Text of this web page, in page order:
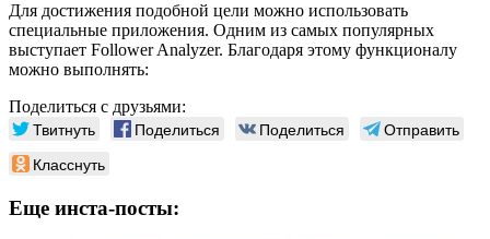
Для достижения подобной цели можно использовать
специальные приложения. Одним из самых популярных
выступает Follower Analyzer. Благодаря этому функционалу
можно выполнять:
Поделиться с друзьями:
Твитнуть Поделиться Поделиться
Отправить
Класснуть
Еще инста-посты: